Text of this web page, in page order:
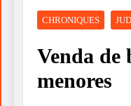
CHRONIQUES
Venda de
menores